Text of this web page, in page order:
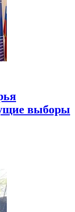
выборы